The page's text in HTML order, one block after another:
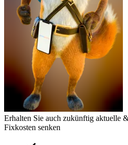
Erhalten Sie auch zukünftig aktuelle
Fixkosten senken